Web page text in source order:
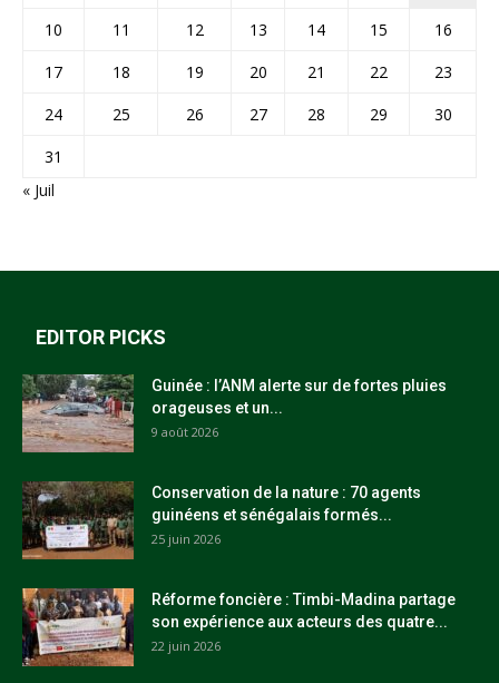
10
11 12 13 14 15
16
17
18 19 20 21 22
23
24
25 26 27 28 29
30
31
« Juil
EDITOR PICKS
Guinée : l’ANM alerte sur de fortes pluies
orageuses et un...
9 août 2026
Conservation de la nature : 70 agents
guinéens et sénégalais formés...
25 juin 2026
Réforme foncière : Timbi-Madina partage
son expérience aux acteurs des quatre...
22 juin 2026